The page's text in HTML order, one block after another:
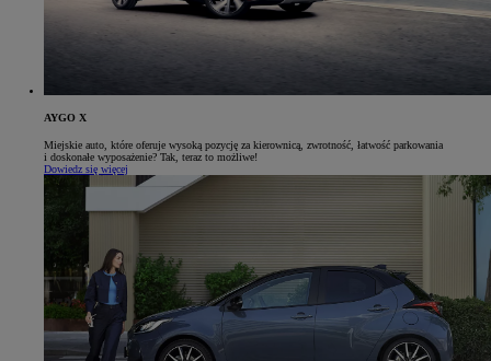
AYGO X
Miejskie auto, które oferuje wysoką pozycję za kierownicą, zwrotność, łatwość parkowania
i doskonałe wyposażenie? Tak, teraz to możliwe!
Dowiedz się więcej